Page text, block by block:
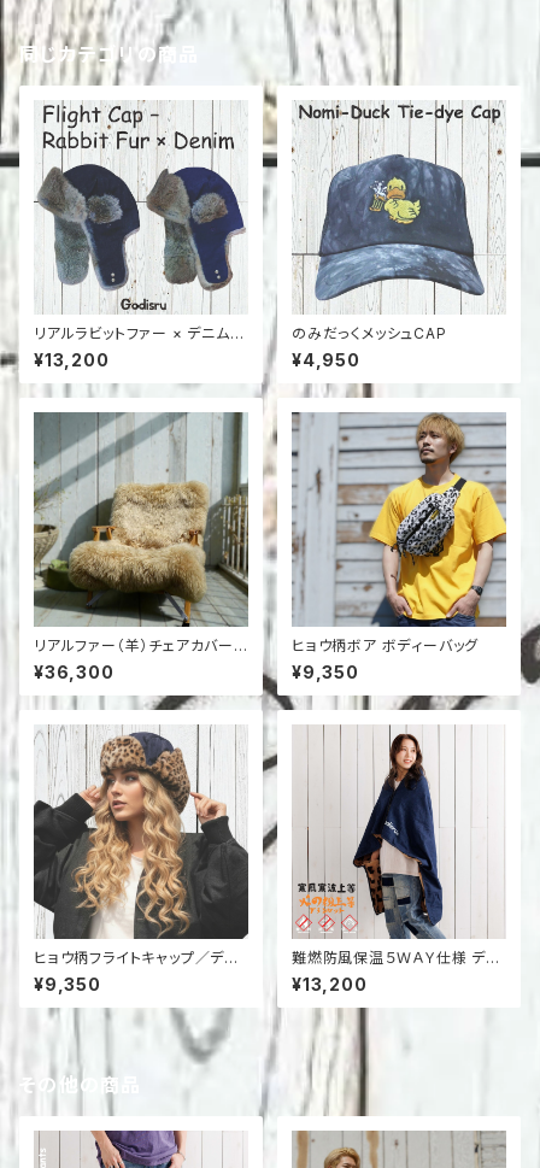
同じカテゴリの商品
リアルラビットファー × デニム フ
ライトキャップ／4WAY仕様（M/
L）冬の防寒＆ストリートスタイル
に
¥13,200
のみだっくメッシュCAP
¥4,950
リアルファー（羊）チェアカバーC
OL:BEIGE※Kermit Chair（カ
ーミットチェア）規格BEIGE
¥36,300
ヒョウ柄ボア ボディーバッグ
¥9,350
ヒョウ柄フライトキャップ／デニ
ム×フェイクファー
¥9,350
難燃防風保温５ＷＡＹ仕様 デニ
ム ブランケット
¥13,200
その他の商品